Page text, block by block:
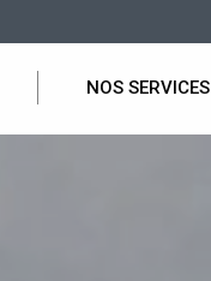
NOS SERVICES